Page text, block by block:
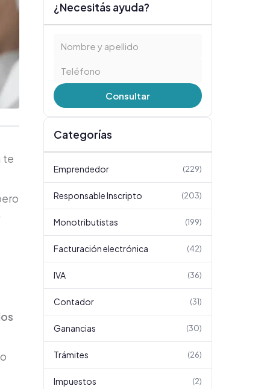
te
¿Necesitás ayuda?
Consultar
Categorías
Emprendedor (229)
Responsable Inscripto (203)
Monotributistas (199)
Facturación electrónica (42)
IVA (36)
Contador (31)
Ganancias (30)
Trámites (26)
Impuestos (2)